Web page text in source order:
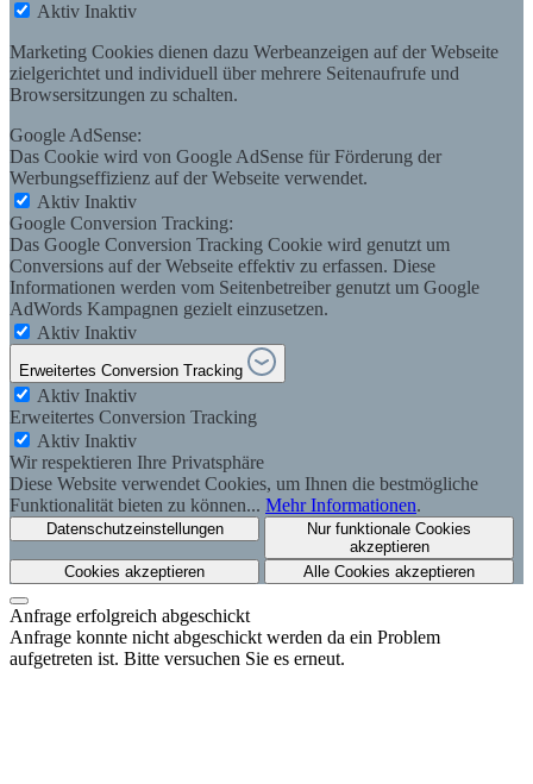
Aktiv Inaktiv
Marketing Cookies dienen dazu Werbeanzeigen auf der Webseite
zielgerichtet und individuell über mehrere Seitenaufrufe und
Browsersitzungen zu schalten.
Google AdSense:
Das Cookie wird von Google AdSense für Förderung der
Werbungseffizienz auf der Webseite verwendet.
Aktiv Inaktiv
Google Conversion Tracking:
Das Google Conversion Tracking Cookie wird genutzt um
Conversions auf der Webseite effektiv zu erfassen. Diese
Informationen werden vom Seitenbetreiber genutzt um Google
AdWords Kampagnen gezielt einzusetzen.
Aktiv Inaktiv
Erweitertes Conversion Tracking
Aktiv Inaktiv
Erweitertes Conversion Tracking
Aktiv Inaktiv
Wir respektieren Ihre Privatsphäre
Diese Website verwendet Cookies, um Ihnen die bestmögliche
Funktionalität bieten zu können... Mehr Informationen.
Datenschutzeinstellungen
Nur funktionale Cookies
akzeptieren
Cookies akzeptieren
Alle Cookies akzeptieren
Anfrage erfolgreich abgeschickt
Anfrage konnte nicht abgeschickt werden da ein Problem
aufgetreten ist. Bitte versuchen Sie es erneut.